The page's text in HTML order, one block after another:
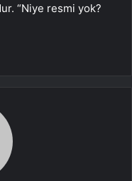
“Niye resmi yok?